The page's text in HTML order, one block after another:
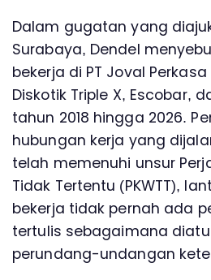
Dalam gugatan yang
Surabaya, Dendel
bekerja di PT Joval
Diskotik Triple X, Escobar,
tahun 2018 hingga 2026.
hubungan kerja yang
telah memenuhi unsur
Tidak Tertentu (PKWTT),
bekerja tidak pernah ada
tertulis sebagaimana
perundang-undangan